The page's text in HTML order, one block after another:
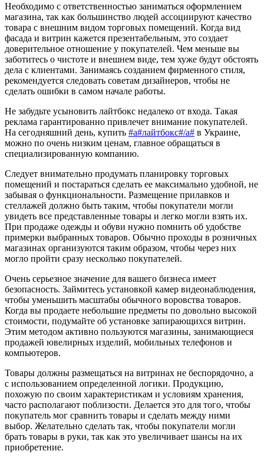
Необходимо с ответственностью заниматься оформлением
магазина, так как большинство людей ассоциируют качество
товара с внешним видом торговых помещений. Когда вид
фасада и витрин кажется презентабельным, это создает
доверительное отношение у покупателей. Чем меньше вы
заботитесь о чистоте и внешнем виде, тем хуже будут обстоять
дела с клиентами. Занимаясь созданием фирменного стиля,
рекомендуется следовать советам дизайнеров, чтобы не
сделать ошибки в самом начале работы.
Не забудьте усыновить лайтбокс недалеко от входа. Такая
реклама гарантированно привлечет внимание покупателей.
На сегодняшний день, купить #a#лайтбокс#/a# в Украине,
можно по очень низким ценам, главное обращаться в
специализированную компанию.
Следует внимательно продумать планировку торговых
помещений и постараться сделать ее максимально удобной, не
забывая о функциональности. Размещение прилавков и
стеллажей должно быть таким, чтобы покупатели могли
увидеть все представленные товары и легко могли взять их.
При продаже одежды и обуви нужно помнить об удобстве
примерки выбранных товаров. Обычно проходы в розничных
магазинах организуются таким образом, чтобы через них
могло пройти сразу несколько покупателей.
Очень серьезное значение для вашего бизнеса имеет
безопасность. Займитесь установкой камер видеонаблюдения,
чтобы уменьшить масштабы обычного воровства товаров.
Когда вы продаете небольшие предметы по довольно высокой
стоимости, подумайте об установке запирающихся витрин.
Этим методом активно пользуются магазины, занимающиеся
продажей ювелирных изделий, мобильных телефонов и
компьютеров.
Товары должны размещаться на витринах не беспорядочно, а
с использованием определенной логики. Продукцию,
похожую по своим характеристикам и условиям хранения,
часто располагают поблизости. Делается это для того, чтобы
покупатель мог сравнить товары и сделать между ними
выбор. Желательно сделать так, чтобы покупатели могли
брать товары в руки, так как это увеличивает шансы на их
приобретение.